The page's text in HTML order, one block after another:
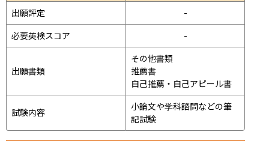
出願評定
-
必要英検スコア
-
出願書類
その他書類
推薦書
自己推薦・自己アピール書
試験内容
小論文や学科諮問などの筆
記試験